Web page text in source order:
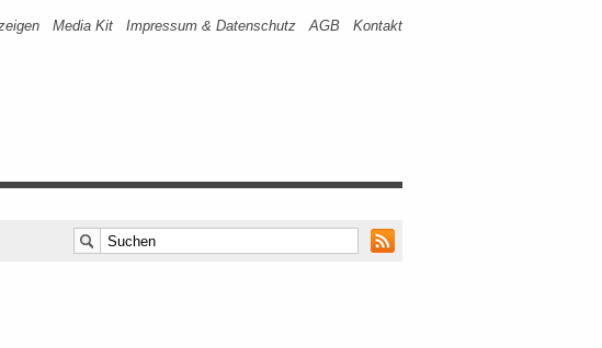
Media Kit Impressum & Datenschutz AGB Kontakt